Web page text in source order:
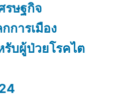
รษฐกิจ
การเมือง
บผู้ป่วยโรคไต